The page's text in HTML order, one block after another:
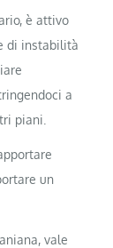
è attivo
di instabilità
a
piani.
un
vale